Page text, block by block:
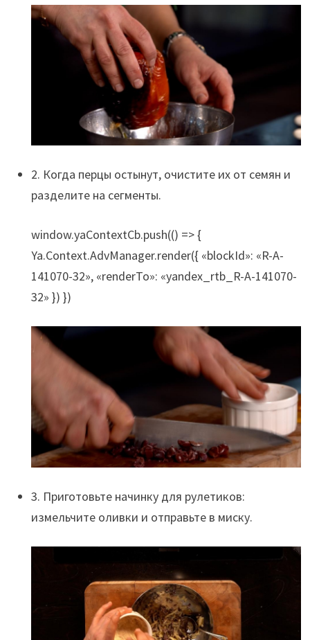
2. Когда перцы остынут, очистите их от семян и
разделите на сегменты.
window.yaContextCb.push(() => {
Ya.Context.AdvManager.render({ «blockId»: «R-A-
141070-32», «renderTo»: «yandex_rtb_R-A-141070-
32» }) })
3. Приготовьте начинку для рулетиков:
измельчите оливки и отправьте в миску.